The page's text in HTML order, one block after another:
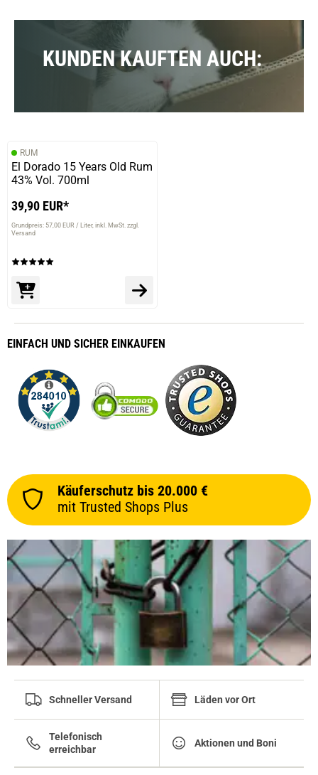
KUNDEN KAUFTEN AUCH:
RUM
El Dorado 15 Years Old Rum
43% Vol. 700ml
39,90 EUR*
Grundpreis: 57,00 EUR / Liter inkl. MwSt. zzgl.
Versand
EINFACH UND SICHER EINKAUFEN
Käuferschutz bis 20.000 €
mit Trusted Shops Plus
Schneller Versand Läden vor Ort
Telefonisch
erreichbar
Aktionen und Boni